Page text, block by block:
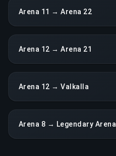
Arena 11 → Arena 22
Arena 12 → Arena 21
Arena 12 → Valkalla
Arena 8 → Legendary Arena